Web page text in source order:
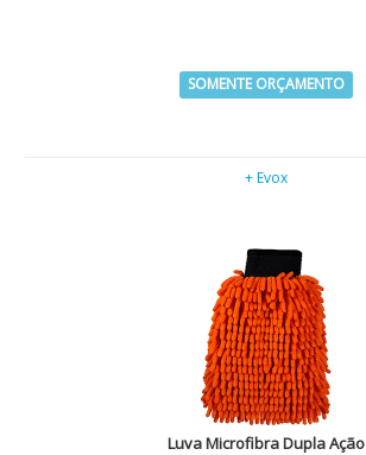
SOMENTE ORÇAMENTO
+ Evox
Luva Microfibra Dupla Ação